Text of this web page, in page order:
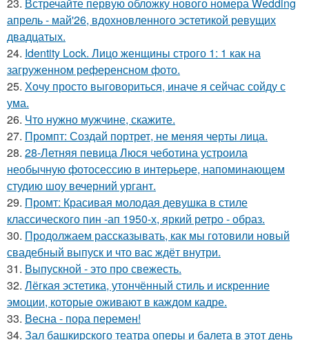
23. Встречайте первую обложку нового номера Wedding
апрель - май'26, вдохновленного эстетикой ревущих
двадцатых.
24. Identity Lock. Лицо женщины строго 1: 1 как на
загруженном референсном фото.
25. Хочу просто выговориться, иначе я сейчас сойду с
ума.
26. Что нужно мужчине, скажите.
27. Промпт: Создай портрет, не меняя черты лица.
28. 28-Летняя певица Люся чеботина устроила
необычную фотосессию в интерьере, напоминающем
студию шоу вечерний ургант.
29. Промт: Красивая молодая девушка в стиле
классического пин -ап 1950-х, яркий ретро - образ.
30. Продолжаем рассказывать, как мы готовили новый
свадебный выпуск и что вас ждёт внутри.
31. Выпускной - это про свежесть.
32. Лёгкая эстетика, утончённый стиль и искренние
эмоции, которые оживают в каждом кадре.
33. Весна - пора перемен!
34. Зал башкирского театра оперы и балета в этот день